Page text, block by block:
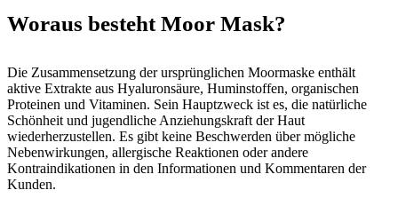
Woraus besteht Moor Mask?
Die Zusammensetzung der ursprünglichen Moormaske enthält
aktive Extrakte aus Hyaluronsäure, Huminstoffen, organischen
Proteinen und Vitaminen. Sein Hauptzweck ist es, die natürliche
Schönheit und jugendliche Anziehungskraft der Haut
wiederherzustellen. Es gibt keine Beschwerden über mögliche
Nebenwirkungen, allergische Reaktionen oder andere
Kontraindikationen in den Informationen und Kommentaren der
Kunden.